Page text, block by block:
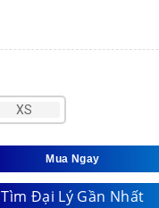
XS
Mua Ngay
Tìm Đại Lý Gần Nhất